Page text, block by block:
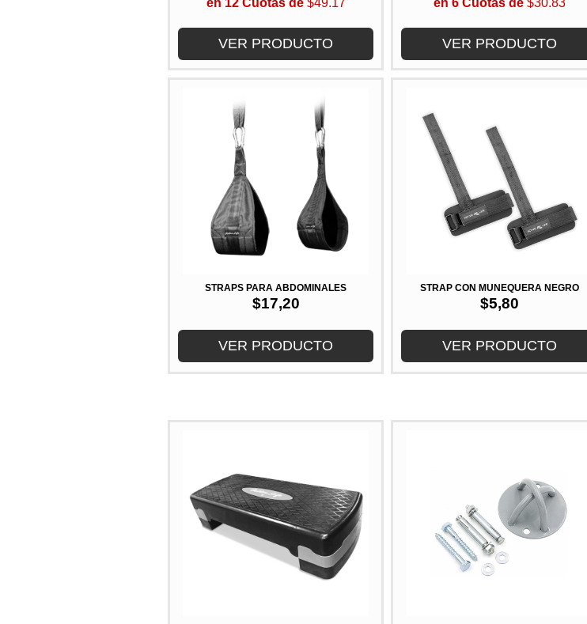
en 12 Cuotas de$49.17
VER PRODUCTO
en 6 Cuotas de$30.83
VER PRODUCTO
STRAPS PARA ABDOMINALES
$17,20
VER PRODUCTO
STRAP CON MUÑEQUERA NEGRO
$5,80
VER PRODUCTO